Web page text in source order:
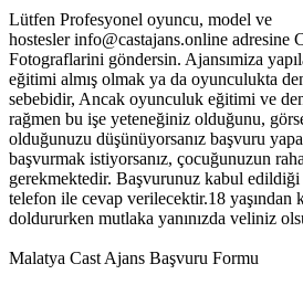
Lütfen Profesyonel oyuncu, model ve
hostesler info@castajans.online adresine
Fotograflarini göndersin. Ajansımiza
eğitimi almış olmak ya da oyunculukta
sebebidir, Ancak oyunculuk eğitimi ve
rağmen bu işe yeteneğiniz olduğunu,
olduğunuzu düşünüyorsanız başvuru
başvurmak istiyorsanız, çocuğunuzun
gerekmektedir. Başvurunuz kabul
telefon ile cevap verilecektir.18 yaşından
doldururken mutlaka yanınızda veliniz
Malatya Cast Ajans Başvuru Formu